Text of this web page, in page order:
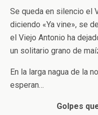
Se queda en silencio el
diciendo «Ya vine», se
el Viejo Antonio ha
un solitario grano de
En la larga nagua de la
esperan…
Golpes